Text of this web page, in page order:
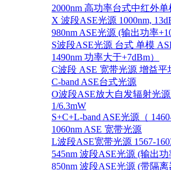
2000nm 高功率台式中红外
X 波段ASE光源 1000nm,
980nm ASE光源 (输出功率
S波段ASE光源 台式 单模
1490nm 功率大于+7dBm）
C波段 ASE 宽带光源 增益平
C-band ASE台式光源
O波段ASE放大自发辐射光源
1/6.3mW
S+C+L-band ASE光源（ 1460-
1060nm ASE 宽带光源
L波段ASE宽带光源 1567-
545nm 波段ASE光源 (输出
850nm 波段ASE光源 (带隔